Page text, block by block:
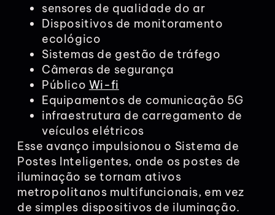
sensores de qualidade do ar
Dispositivos de monitoramento
ecológico
Sistemas de gestão de tráfego
Câmeras de segurança
Público Wi-fi
Equipamentos de comunicação 5G
infraestrutura de carregamento de
veículos elétricos
Esse avanço impulsionou o Sistema de
Postes Inteligentes, onde os postes de
iluminação se tornam ativos
metropolitanos multifuncionais, em vez
de simples dispositivos de iluminação.